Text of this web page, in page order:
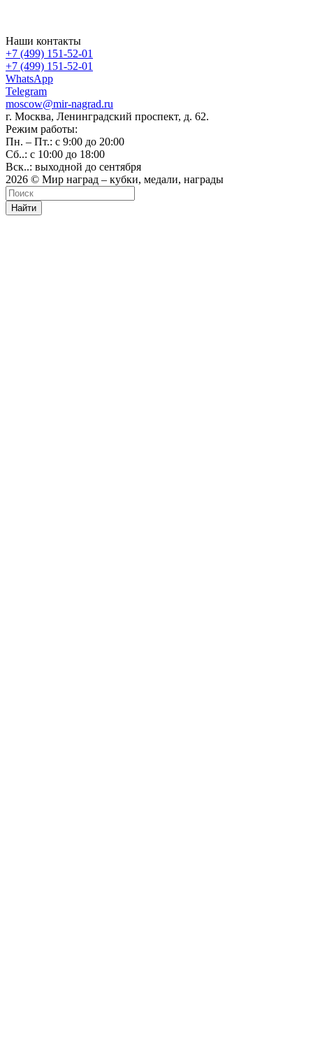
Наши контакты
+7 (499) 151-52-01
+7 (499) 151-52-01
WhatsApp
Telegram
moscow@mir-nagrad.ru
г. Москва, Ленинградский проспект, д. 62.
Режим работы:
Пн. – Пт.: с 9:00 до 20:00
Сб..: с 10:00 до 18:00
Вск..: выходной до сентября
2026 © Мир наград – кубки, медали, награды
Найти